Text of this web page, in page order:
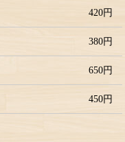
420円
380円
650円
450円